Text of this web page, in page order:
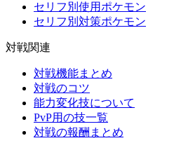
セリフ別使用ポケモン
セリフ別対策ポケモン
対戦関連
対戦機能まとめ
対戦のコツ
能力変化技について
PvP用の技一覧
対戦の報酬まとめ